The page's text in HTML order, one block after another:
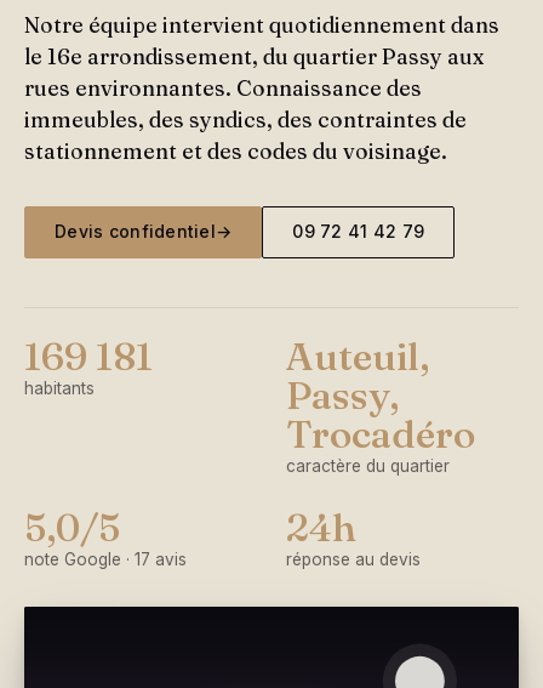
Notre équipe intervient quotidiennement dans
le 16e arrondissement, du quartier Passy aux
rues environnantes. Connaissance des
immeubles, des syndics, des contraintes de
stationnement et des codes du voisinage.
Devis confidentiel→ 09 72 41 42 79
169 181
habitants
Auteuil,
Passy,
Trocadéro
caractère du quartier
5,0/5
note Google · 17 avis
24h
réponse au devis